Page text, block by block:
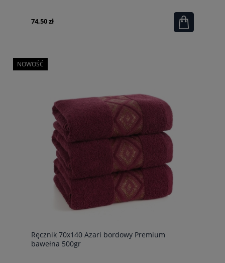
74,50 zł
Ręcznik 70x140 Azari bordowy Premium
bawełna 500gr
NOWOŚĆ